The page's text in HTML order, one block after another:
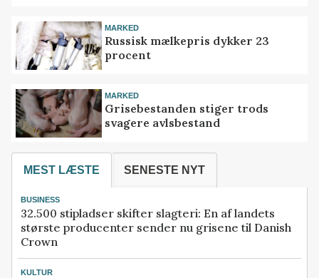
MARKED
Russisk mælkepris dykker 23
procent
MARKED
Grisebestanden stiger trods
svagere avlsbestand
MEST LÆSTE SENESTE NYT
BUSINESS
32.500 stipladser skifter slagteri: En af landets
største producenter sender nu grisene til Danish
Crown
KULTUR